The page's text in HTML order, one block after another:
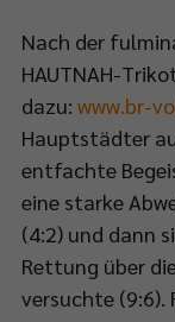
Nach der
HAUTNAH-
dazu: www.br-
Hauptstädter
entfachte
eine starke
(4:2) und dann
Rettung über
versuchte (9:6).